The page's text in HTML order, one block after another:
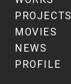
PROJECTS
MOVIES
NEWS
PROFILE